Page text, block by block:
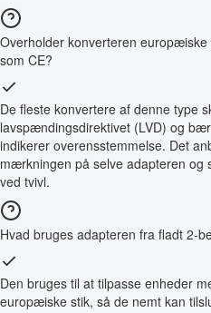
Overholder konverteren
som CE?
De fleste konvertere af denne type
lavspændingsdirektivet (LVD) og
indikerer overensstemmelse. Det
mærkningen på selve adapteren og
ved tvivl.
Hvad bruges adapteren fra fladt 2-
Den bruges til at tilpasse enheder
europæiske stik, så de nemt kan